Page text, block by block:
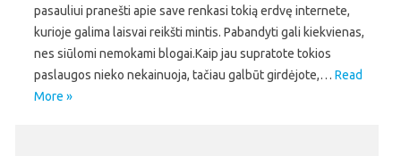
pasauliui pranešti apie save renkasi tokią erdvę internete,
kurioje galima laisvai reikšti mintis. Pabandyti gali kiekvienas,
nes siūlomi nemokami blogai.Kaip jau supratote tokios
paslaugos nieko nekainuoja, tačiau galbūt girdėjote,… Read
More »